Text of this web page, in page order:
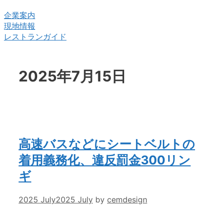
企業案内
現地情報
レストランガイド
2025年7月15日
高速バスなどにシートベルトの
着用義務化、違反罰金300リン
ギ
2025 July2025 July by cemdesign